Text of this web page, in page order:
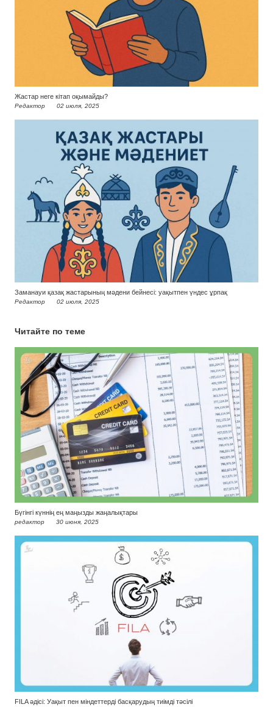
Жастар неге кітап оқымайды?
Редактор 02 июля, 2025
Заманауи қазақ жастарының мәдени бейнесі: уақытпен үндес ұрпақ
Редактор 02 июля, 2025
Читайте по теме
Бүгінгі күннің ең маңызды жаңалықтары
редактор 30 июня, 2025
FILA әдісі: Уақыт пен міндеттерді басқарудың тиімді тәсілі